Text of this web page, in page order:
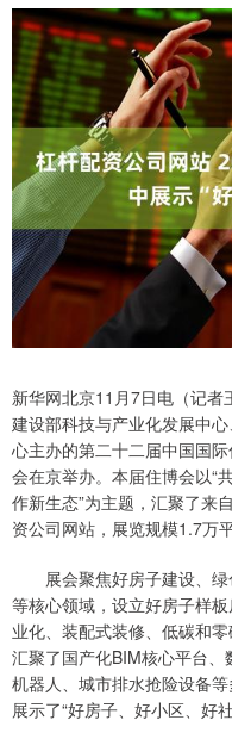
新华网北京11月7日电（记
建设部科技与产业化发展中
心主办的第二十二届中国国
会在京举办。本届住博会以“
作新生态”为主题，汇聚了来
资公司网站，展览规模1.7万平
展会聚焦好房子建设、绿
等核心领域，设立好房子样
业化、装配式装修、低碳和
汇聚了国产化BIM核心平台
机器人、城市排水抢险设备
展示了“好房子、好小区、好